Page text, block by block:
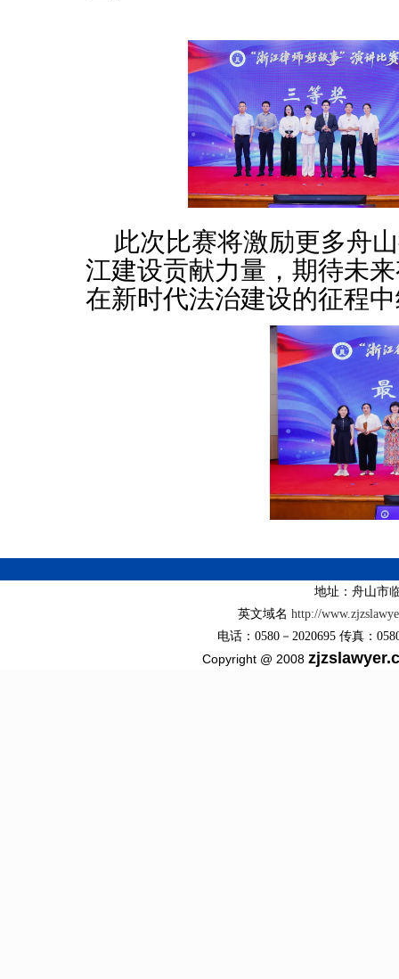
此次比赛将激励更多舟
江建设贡献力量，期待未
在新时代法治建设的征程
地址：舟山市
英文域名http://
电话：0580－2020695 传真：
Copyright @ 2008